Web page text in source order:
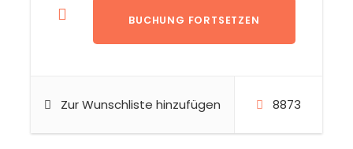
Zur Wunschliste hinzufügen 8873